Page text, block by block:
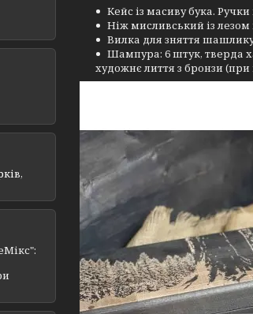
Кейс із масиву бука. Ручки
Ніж мисливський із лезом
Вилка для зняття шашлику
Шампура: 6 штук, тверда
художнє лиття з бронзи (при